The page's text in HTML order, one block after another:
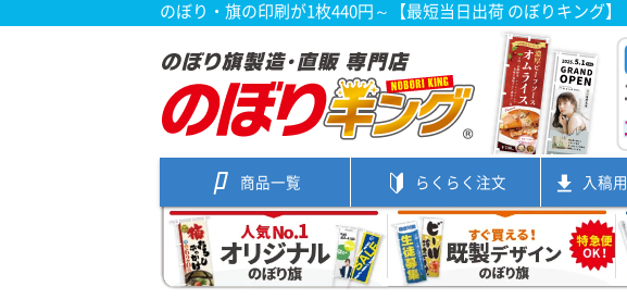
のぼり・旗の印刷が1枚440円～【最短当日出荷 のぼりキング】
商品一覧 らくらく注文 入稿用